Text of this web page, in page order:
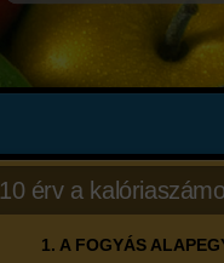
10 érv a
1. A FOGYÁS